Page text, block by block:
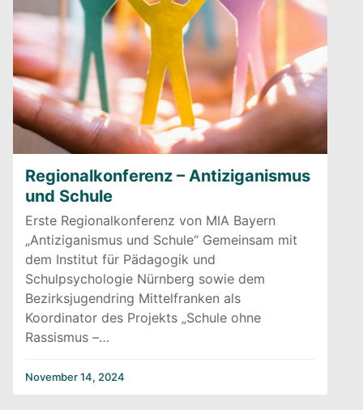
Regionalkonferenz – Antiziganismus
und Schule
Erste Regionalkonferenz von MIA Bayern
„Antiziganismus und Schule“ Gemeinsam mit
dem Institut für Pädagogik und
Schulpsychologie Nürnberg sowie dem
Bezirksjugendring Mittelfranken als
Koordinator des Projekts „Schule ohne
Rassismus –…
November 14, 2024